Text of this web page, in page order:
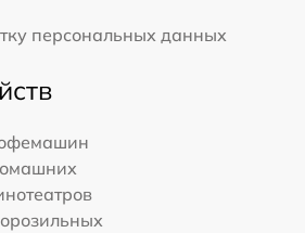
персональных данных